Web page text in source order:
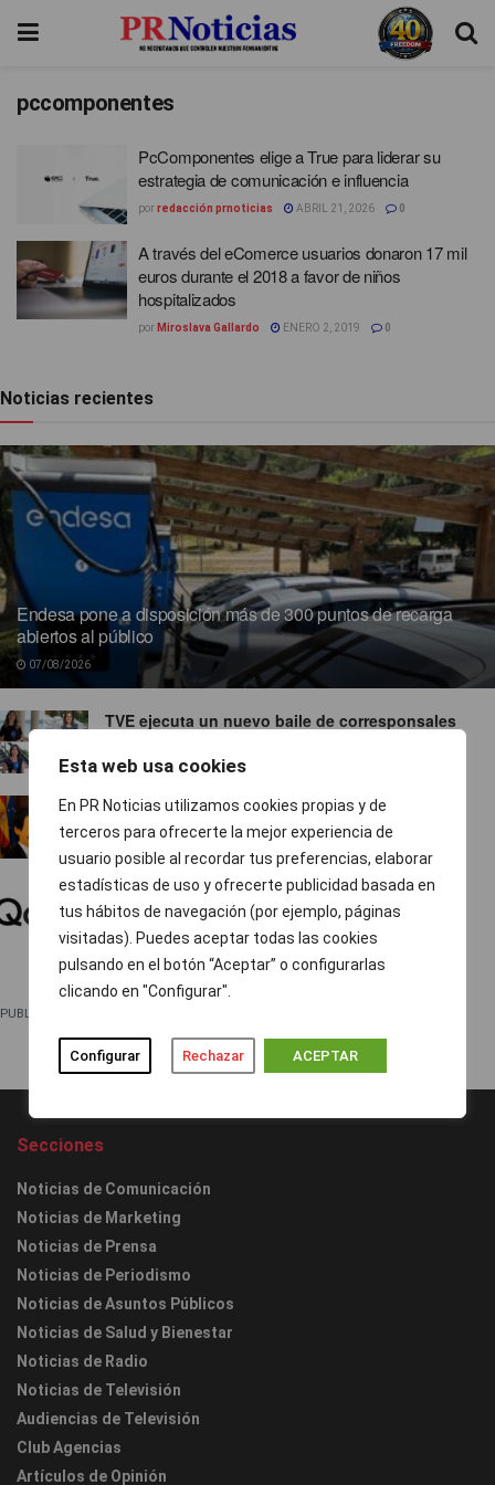
Esta web usa cookies
En PR Noticias utilizamos cookies propias y de
terceros para ofrecerte la mejor experiencia de
usuario posible al recordar tus preferencias, elaborar
estadísticas de uso y ofrecerte publicidad basada en
tus hábitos de navegación (por ejemplo, páginas
visitadas). Puedes aceptar todas las cookies
pulsando en el botón “Aceptar” o configurarlas
clicando en "Configurar".
Configurar Rechazar ACEPTAR
pccomponentes
PcComponentes elige a True para liderar su
estrategia de comunicación e influencia
porredacción prnoticias ABRIL 21, 2026 0
A través del eComerce usuarios donaron 17 mil
euros durante el 2018 a favor de niños
hospitalizados
por Miroslava Gallardo ENERO 2, 2019 0
Noticias recientes
Endesa pone a disposición más de 300 puntos de recarga
abiertos al público
07/08/2026
TVE ejecuta un nuevo baile de corresponsales
Ropa para socialistas
07/08/2026
El 74 % de las pymes europeas gestiona sus
finanzas fuera del horario laboral
07/08/2026
PUBLICIDAD
Secciones
Noticias de Comunicación
Noticias de Marketing
Noticias de Prensa
Noticias de Periodismo
Noticias de Asuntos Públicos
Noticias de Salud y Bienestar
Noticias de Radio
Noticias de Televisión
Audiencias de Televisión
Club Agencias
Artículos de Opinión